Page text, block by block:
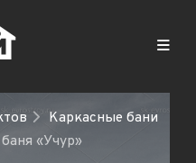
Каркасные бани
«Учур»